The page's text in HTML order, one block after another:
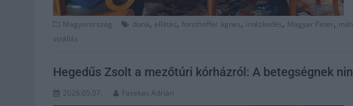
Magyarország duna, ellátás, forsthoffer ágnes, intézkedés, Magyar Péter,
vizállás
Hegedűs Zsolt a mezőtúri kórházról: A betegségnek
2026.05.07. Fazekas Adrián